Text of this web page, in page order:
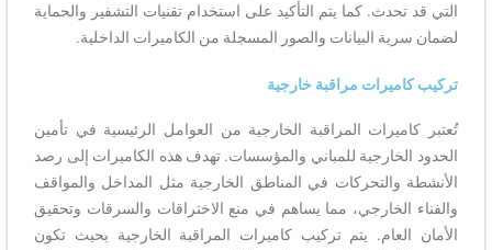
التي قد تحدث. كما يتم التأكيد على استخدام تقنيات التشفير والحماية
لضمان سرية البيانات والصور المسجلة من الكاميرات الداخلية.
تركيب كاميرات مراقبة خارجية
تُعتبر كاميرات المراقبة الخارجية من العوامل الرئيسية في تأمين
الحدود الخارجية للمباني والمؤسسات. تهدف هذه الكاميرات إلى رصد
الأنشطة والتحركات في المناطق الخارجية مثل المداخل والمواقف
والفناء الخارجي، مما يساهم في منع الاختراقات والسرقات وتحقيق
الأمان العام. يتم تركيب كاميرات المراقبة الخارجية بحيث تكون